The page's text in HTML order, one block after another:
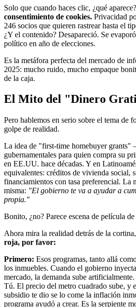
Solo que cuando haces clic, ¿qué aparece?
consentimiento de cookies. Privacidad
246 socios que quieren rastrear hasta el
¿Y el contenido? Desapareció. Se
político en año de elecciones.
Es la metáfora perfecta del mercado de
2025: mucho ruido, mucho empaque
de la caja.
El Mito del "Dinero
Pero hablemos en serio sobre el tema de
golpe de realidad.
La idea de "first-time homebuyer grants"
gubernamentales para quien compra su
en EE.UU. hace décadas. Y en
equivalentes: créditos de vivienda social,
financiamientos con tasa preferencial. La
misma: "El gobierno te va a ayudar a
propia."
Bonito, ¿no? Parece escena de película
Ahora mira la realidad detrás de la
roja, por favor:
Primero: Esos programas, tanto allá
los inmuebles. Cuando el gobierno
mercado, la demanda sube
Tú. El precio del metro cuadrado sube, y
subsidio te dio se lo come la inflación
programa ayudó a crear. Es la serpiente